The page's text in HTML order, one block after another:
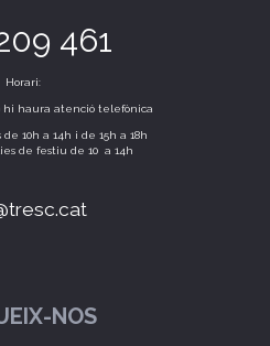
461
Horari:
hi haura atenció telefònica
10h a 14h i de 15h a 18h
de festiu de 10 a 14h
NOS